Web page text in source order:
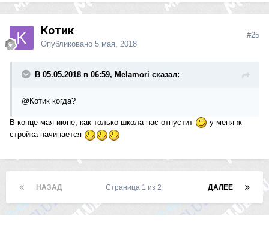
Котик
Опубликовано 5 мая, 2018
#25
В 05.05.2018 в 06:59, Melamori сказал:
@Котик когда?
В конце мая-июне, как только школа нас отпустит
у меня ж
стройка начинается
НАЗАД ДАЛЕЕ
Страница 1 из 2